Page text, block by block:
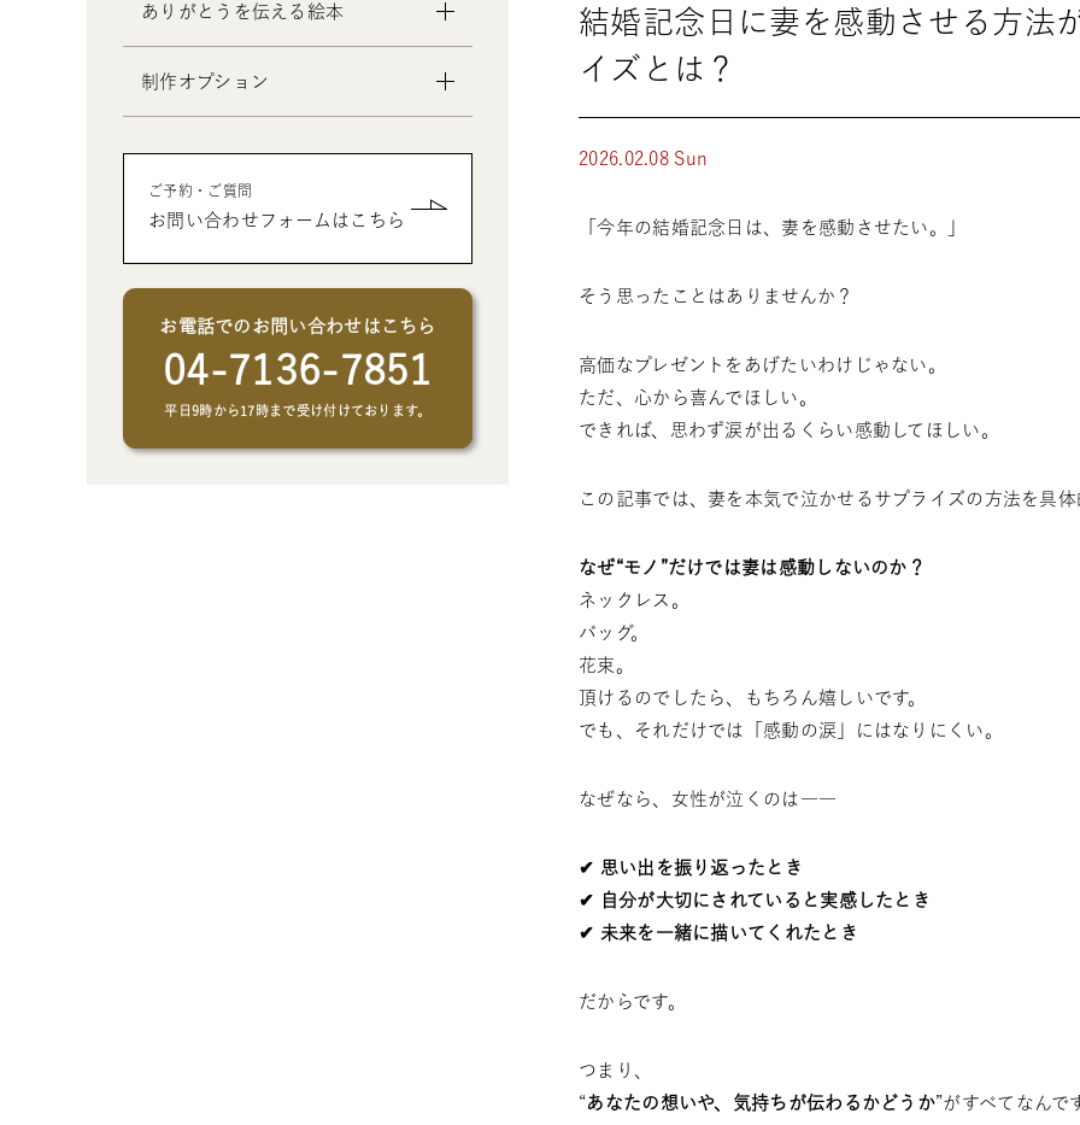
- 20歳の誕生日プレゼントの絵本
- 女性、妻、彼女、女友達への誕生
日プレゼントの絵本
の絵本
- 母の日 / 父の日のプレゼントの絵
本
- 敬老の日のプレゼントの絵本
ントの絵本
リスマスプレゼントの絵本
- 中学生、高校生、大学生へのクリ
スマスプレゼントの絵本
- 男性、彼氏、夫、男友達へのクリ
スマスプレゼントの絵本
スマスプレゼントの絵本
ありがとうを伝える絵本
制作オプション
ョン
ご予約・ご質問
お問い合わせフォームはこちら
お電話でのお問い合わせはこちら
04-7136-7851
平日9時から17時まで受け付けております。
結婚記念日に妻を感動させる方法
イズとは？
2026.02.08 Sun
「今年の結婚記念日は、妻を感動させたい。」
そう思ったことはありませんか？
高価なプレゼントをあげたいわけじゃない。
ただ、心から喜んでほしい。
できれば、思わず涙が出るくらい感動してほしい。
この記事では、妻を本気で泣かせるサプライズの方法を具体
なぜ“モノ”だけでは妻は感動しないのか？
ネックレス。
バッグ。
花束。
頂けるのでしたら、もちろん嬉しいです。
でも、それだけでは「感動の涙」にはなりにくい。
なぜなら、女性が泣くのは――
✔ 思い出を振り返ったとき
✔ 自分が大切にされていると実感したとき
✔ 未来を一緒に描いてくれたとき
だからです。
つまり、
“あなたの想いや、気持ちが伝わるかどうか”がすべてなんで